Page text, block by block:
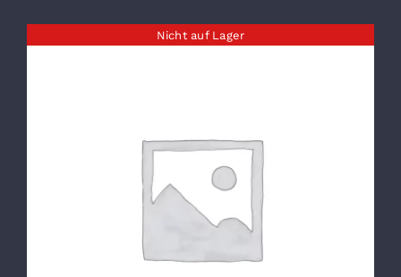
Nicht auf Lager